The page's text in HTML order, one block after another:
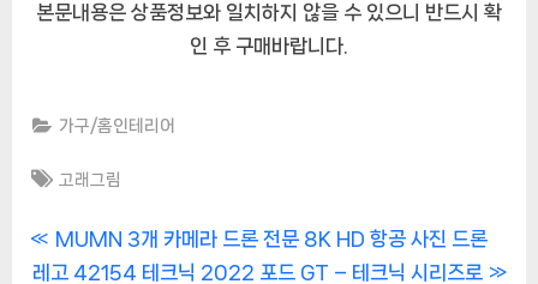
본문내용은 상품정보와 일치하지 않을 수 있으니 반드시 확
인 후 구매바랍니다.
가구/홈인테리어
Tags:
고래그림
글P
r
MUMN 3개 카메라 드론 전문 8K HD 항공 사진 드론
N
레고 42154 테크닉 2022 포드 GT – 테크닉 시리즈로